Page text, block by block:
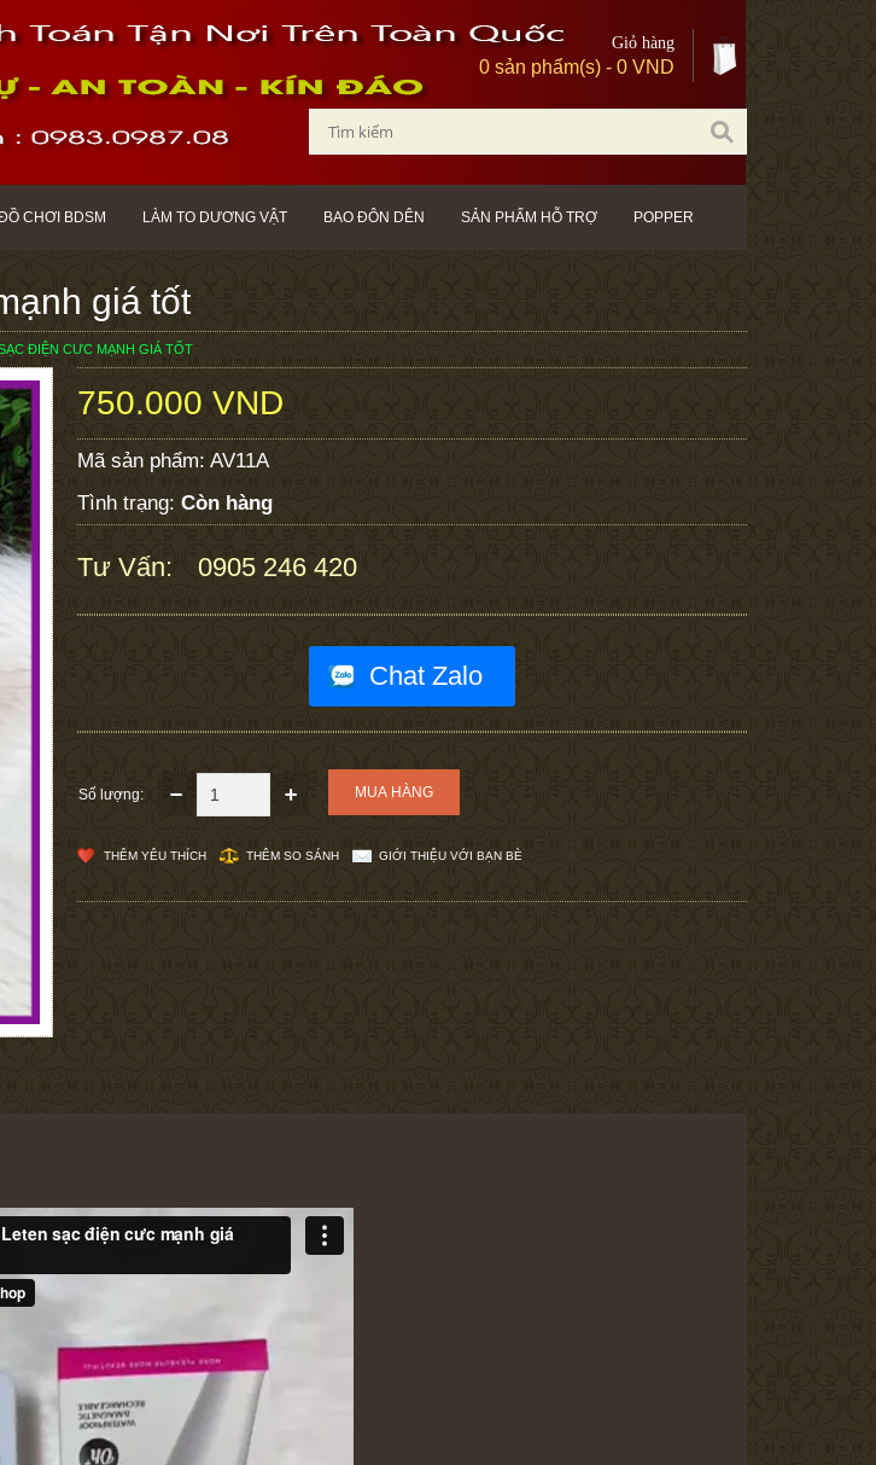
Giỏ hàng
0 sản phẩm(s) - 0 VND
CHƠI BDSM LÀM TO DƯƠNG VẬT BAO ĐÔN DÊN SẢN PHẨM HỖ TRỢ POPPER
giá tốt
ĐIỆN CƯC MẠNH GIÁ TỐT
750.000 VND
Mã sản phẩm: AV11A
Tình trạng: Còn hàng
Tư Vấn: 0905 246 420
Chat Zalo
Số lượng:
THÊM YÊU THÍCH THÊM SO SÁNH GIỚI THIỆU VỚI BẠN BÈ